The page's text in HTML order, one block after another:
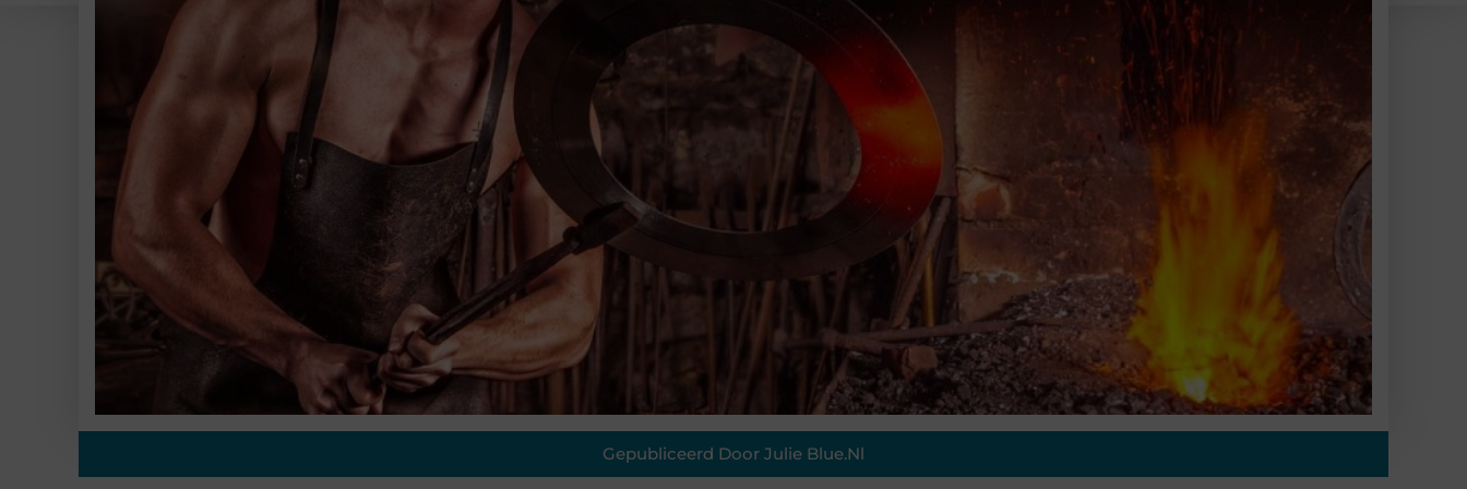
Gepubliceerd Door Julie Blue.nl